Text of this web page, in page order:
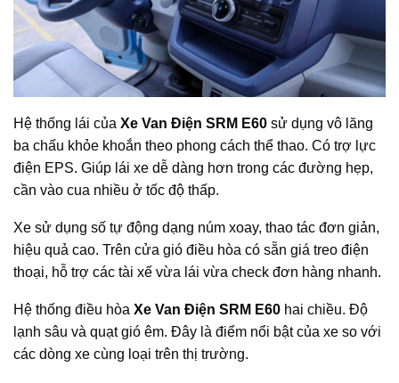
Hệ thống lái của Xe Van Điện SRM E60 sử dụng vô lăng
ba chấu khỏe khoắn theo phong cách thể thao. Có trợ lực
điện EPS. Giúp lái xe dễ dàng hơn trong các đường hẹp,
cần vào cua nhiều ở tốc độ thấp.
Xe sử dụng số tự động dạng núm xoay, thao tác đơn giản,
hiệu quả cao. Trên cửa gió điều hòa có sẵn giá treo điện
thoại, hỗ trợ các tài xế vừa lái vừa check đơn hàng nhanh.
Hệ thống điều hòa Xe Van Điện SRM E60 hai chiều. Độ
lạnh sâu và quạt gió êm. Đây là điểm nổi bật của xe so với
các dòng xe cùng loại trên thị trường.